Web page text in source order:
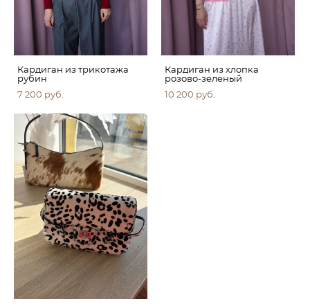
Кардиган из трикотажа
рубин
7 200 pуб.
Кардиган из хлопка
розово-зеленый
10 200 pуб.